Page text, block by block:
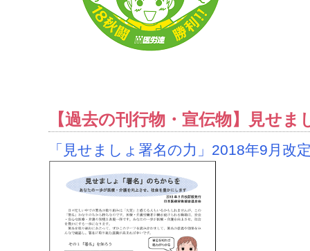
【過去の刊行物・宣伝物】見せ
「見せましょ署名の力」2018年9月改